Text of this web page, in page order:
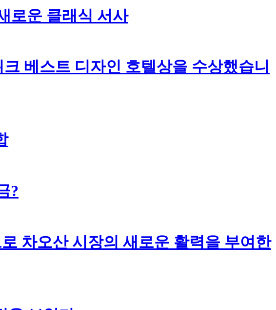
로운 클래식 서사
베스트 디자인 호텔상을 수상했습니
?
차오산 시장의 새로운 활력을 부여한